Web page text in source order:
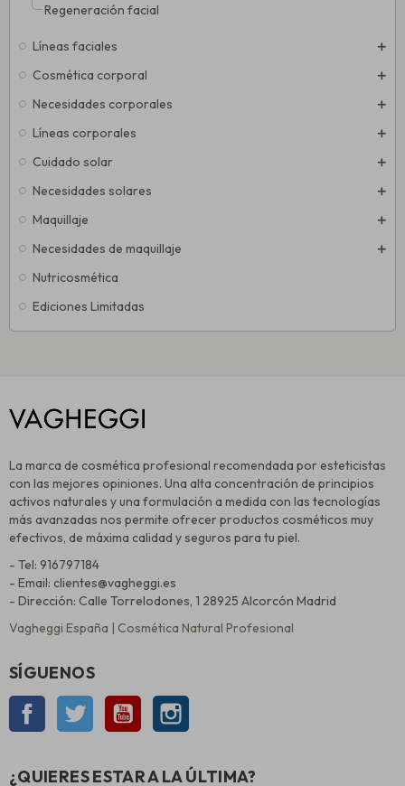
Regeneración facial
Líneas faciales
Cosmética corporal
Necesidades corporales
Líneas corporales
Cuidado solar
Necesidades solares
Maquillaje
Necesidades de maquillaje
Nutricosmética
Ediciones Limitadas
La marca de cosmética profesional recomendada por esteticistas
con las mejores opiniones. Una alta concentración de principios
activos naturales y una formulación a medida con las tecnologías
más avanzadas nos permite ofrecer productos cosméticos muy
efectivos, de máxima calidad y seguros para tu piel.
- Tel: 916797184
- Email: clientes@vagheggi.es
- Dirección: Calle Torrelodones, 1 28925 Alcorcón Madrid
Vagheggi España | Cosmética Natural Profesional
SÍGUENOS
Facebook Twitter YouTube
¿QUIERES ESTAR A LA ÚLTIMA?